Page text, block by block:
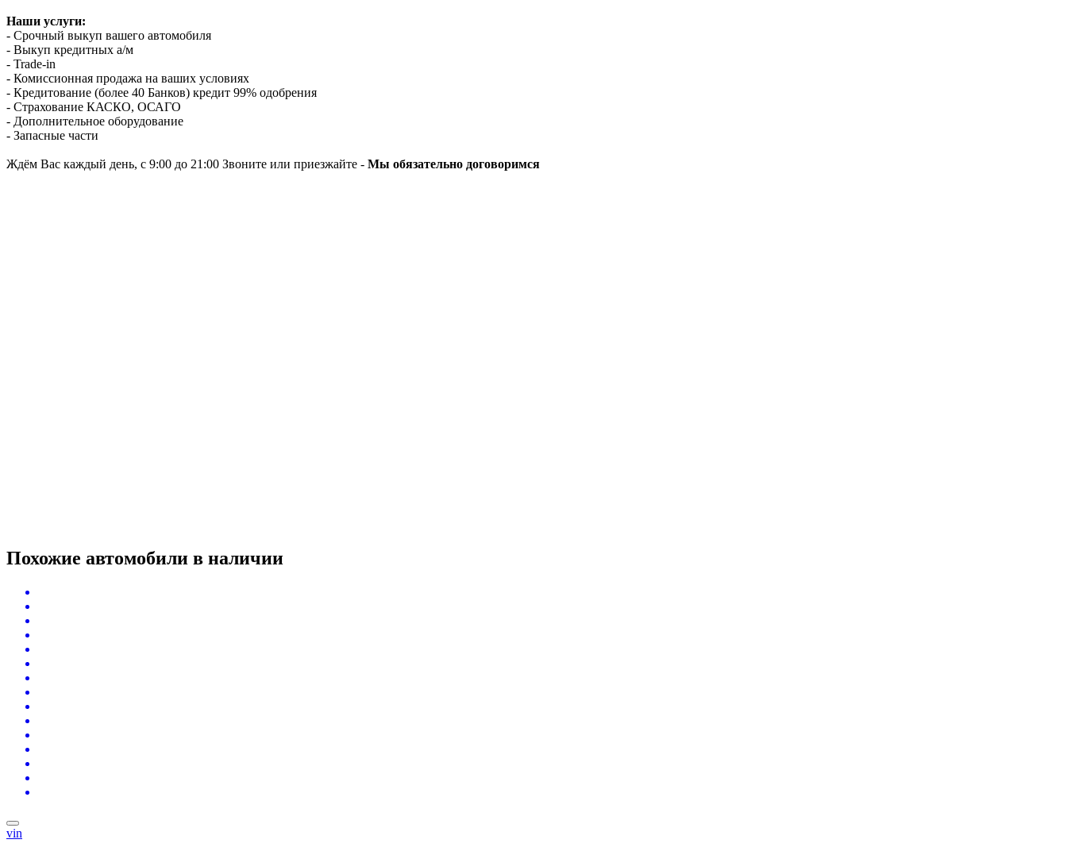
Наши услуги:
- Срочный выкуп вашего автомобиля
- Выкуп кредитных а/м
- Trade-in
- Комиссионная продажа на ваших условиях
- Кредитование (более 40 Банков) кредит 99% одобрения
- Страхование КАСКО, ОСАГО
- Дополнительное оборудование
- Запасные части
Ждём Вас каждый день, с 9:00 до 21:00 Звоните или приезжайте - Мы обязательно договоримся
Похожие автомобили в наличии
vin